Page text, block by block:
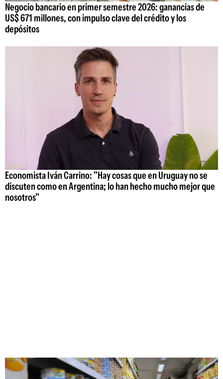
Negocio bancario en primer semestre 2026: ganancias de
US$ 671 millones, con impulso clave del crédito y los
depósitos
Economista Iván Carrino: "Hay cosas que en Uruguay no se
discuten como en Argentina; lo han hecho mucho mejor que
nosotros"